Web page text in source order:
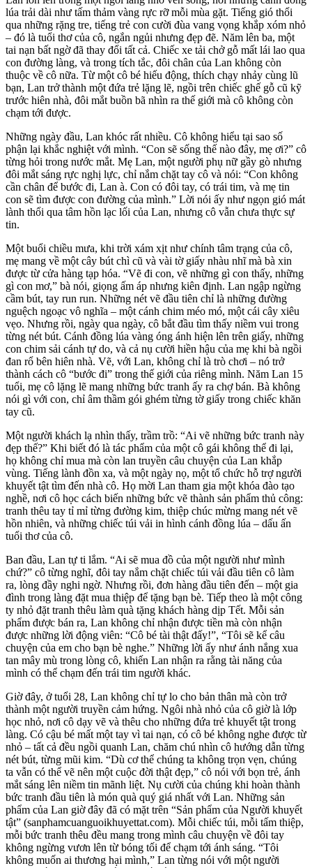
lúa trải dài như tấm thảm vàng rực rỡ mỗi mùa gặt. Tiếng gió thổi
qua những rặng tre, tiếng trẻ con cười đùa vang vọng khắp xóm nhỏ
– đó là tuổi thơ của cô, ngắn ngủi nhưng đẹp đẽ. Năm lên ba, một
tai nạn bất ngờ đã thay đổi tất cả. Chiếc xe tải chở gỗ mất lái lao qua
con đường làng, và trong tích tắc, đôi chân của Lan không còn
thuộc về cô nữa. Từ một cô bé hiếu động, thích chạy nhảy cùng lũ
bạn, Lan trở thành một đứa trẻ lặng lẽ, ngồi trên chiếc ghế gỗ cũ kỹ
trước hiên nhà, đôi mắt buồn bã nhìn ra thế giới mà cô không còn
chạm tới được.
Những ngày đầu, Lan khóc rất nhiều. Cô không hiểu tại sao số
phận lại khắc nghiệt với mình. “Con sẽ sống thế nào đây, mẹ ơi?” cô
từng hỏi trong nước mắt. Mẹ Lan, một người phụ nữ gầy gò nhưng
đôi mắt sáng rực nghị lực, chỉ nắm chặt tay cô và nói: “Con không
cần chân để bước đi, Lan à. Con có đôi tay, có trái tim, và mẹ tin
con sẽ tìm được con đường của mình.” Lời nói ấy như ngọn gió mát
lành thổi qua tâm hồn lạc lối của Lan, nhưng cô vẫn chưa thực sự
tin.
Một buổi chiều mưa, khi trời xám xịt như chính tâm trạng của cô,
mẹ mang về một cây bút chì cũ và vài tờ giấy nhàu nhĩ mà bà xin
được từ cửa hàng tạp hóa. “Vẽ đi con, vẽ những gì con thấy, những
gì con mơ,” bà nói, giọng ấm áp nhưng kiên định. Lan ngập ngừng
cầm bút, tay run run. Những nét vẽ đầu tiên chỉ là những đường
nguệch ngoạc vô nghĩa – một cánh chim méo mó, một cái cây xiêu
vẹo. Nhưng rồi, ngày qua ngày, cô bắt đầu tìm thấy niềm vui trong
từng nét bút. Cánh đồng lúa vàng óng ánh hiện lên trên giấy, những
con chim sải cánh tự do, và cả nụ cười hiền hậu của mẹ khi bà ngồi
đan rổ bên hiên nhà. Vẽ, với Lan, không chỉ là trò chơi – nó trở
thành cách cô “bước đi” trong thế giới của riêng mình. Năm Lan 15
tuổi, mẹ cô lặng lẽ mang những bức tranh ấy ra chợ bán. Bà không
nói gì với con, chỉ âm thầm gói ghém từng tờ giấy trong chiếc khăn
tay cũ.
Một người khách lạ nhìn thấy, trầm trồ: “Ai vẽ những bức tranh này
đẹp thế?” Khi biết đó là tác phẩm của một cô gái không thể đi lại,
họ không chỉ mua mà còn lan truyền câu chuyện của Lan khắp
vùng. Tiếng lành đồn xa, và một ngày nọ, một tổ chức hỗ trợ người
khuyết tật tìm đến nhà cô. Họ mời Lan tham gia một khóa đào tạo
nghề, nơi cô học cách biến những bức vẽ thành sản phẩm thủ công:
tranh thêu tay tỉ mỉ từng đường kim, thiệp chúc mừng mang nét vẽ
hồn nhiên, và những chiếc túi vải in hình cánh đồng lúa – dấu ấn
tuổi thơ của cô.
Ban đầu, Lan tự ti lắm. “Ai sẽ mua đồ của một người như mình
chứ?” cô từng nghĩ, đôi tay nắm chặt chiếc túi vải đầu tiên cô làm
ra, lòng đầy nghi ngờ. Nhưng rồi, đơn hàng đầu tiên đến – một gia
đình trong làng đặt mua thiệp để tặng bạn bè. Tiếp theo là một công
ty nhỏ đặt tranh thêu làm quà tặng khách hàng dịp Tết. Mỗi sản
phẩm được bán ra, Lan không chỉ nhận được tiền mà còn nhận
được những lời động viên: “Cô bé tài thật đấy!”, “Tôi sẽ kể câu
chuyện của em cho bạn bè nghe.” Những lời ấy như ánh nắng xua
tan mây mù trong lòng cô, khiến Lan nhận ra rằng tài năng của
mình có thể chạm đến trái tim người khác.
Giờ đây, ở tuổi 28, Lan không chỉ tự lo cho bản thân mà còn trở
thành một người truyền cảm hứng. Ngôi nhà nhỏ của cô giờ là lớp
học nhỏ, nơi cô dạy vẽ và thêu cho những đứa trẻ khuyết tật trong
làng. Có cậu bé mất một tay vì tai nạn, có cô bé không nghe được từ
nhỏ – tất cả đều ngồi quanh Lan, chăm chú nhìn cô hướng dẫn từng
nét bút, từng mũi kim. “Dù cơ thể chúng ta không trọn vẹn, chúng
ta vẫn có thể vẽ nên một cuộc đời thật đẹp,” cô nói với bọn trẻ, ánh
mắt sáng lên niềm tin mãnh liệt. Nụ cười của chúng khi hoàn thành
bức tranh đầu tiên là món quà quý giá nhất với Lan. Những sản
phẩm của Lan giờ đây đã có mặt trên “Sản phẩm của Người khuyết
tật” (sanphamcuanguoikhuyettat.com). Mỗi chiếc túi, mỗi tấm thiệp,
mỗi bức tranh thêu đều mang trong mình câu chuyện về đôi tay
không ngừng vươn lên từ bóng tối để chạm tới ánh sáng. “Tôi
không muốn ai thương hại mình,” Lan từng nói với một người